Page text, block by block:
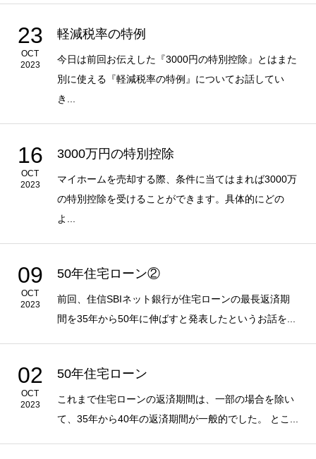
23
OCT
2023
軽減税率の特例
今日は前回お伝えした『3000円の特別控除』とはまた
別に使える『軽減税率の特例』についてお話してい
き...
16
OCT
2023
3000万円の特別控除
マイホームを売却する際、条件に当てはまれば3000万
の特別控除を受けることができます。具体的にどの
よ...
09
OCT
2023
50年住宅ローン②
前回、住信SBIネット銀行が住宅ローンの最長返済期
間を35年から50年に伸ばすと発表したというお話を...
02
OCT
2023
50年住宅ローン
これまで住宅ローンの返済期間は、一部の場合を除い
て、35年から40年の返済期間が一般的でした。 とこ...